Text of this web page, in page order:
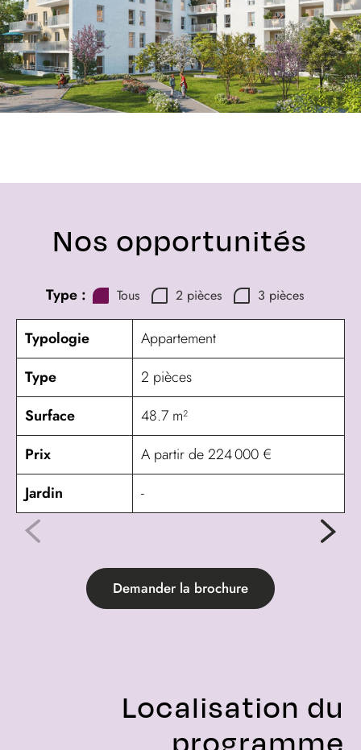
Nos opportunités
Type : Tous 2 pièces 3 pièces
Typologie
Appartement
Type
2 pièces
Surface
48.7 m²
Prix
A partir de 224 000 €
Jardin
-
Demander la brochure
Localisation du
programme